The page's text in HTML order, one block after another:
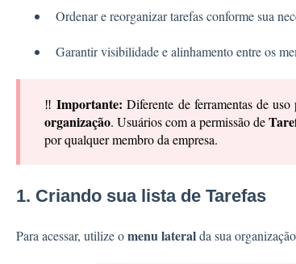
Ordenar e reorganizar tarefas conforme sua
Garantir visibilidade e alinhamento entre os
‼️Importante: Diferente de ferramentas de
organização. Usuários com a permissão de
por qualquer membro da empresa.
1. Criando sua lista de Tarefas
Para acessar, utilize omenu lateralda sua